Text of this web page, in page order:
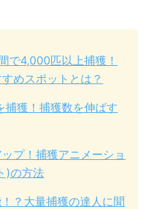
で4,000匹以上捕獲！
めスポットとは？
捕獲！捕獲数を伸ばす
プ！捕獲アニメーショ
)の方法
？大量捕獲の達人に聞